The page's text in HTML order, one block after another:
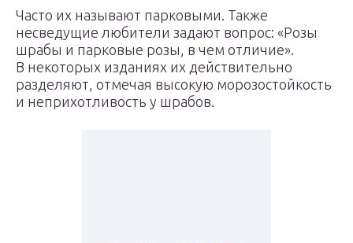
Часто их называют парковыми. Также
несведущие любители задают вопрос: «Розы
шрабы и парковые розы, в чем отличие».
В некоторых изданиях их действительно
разделяют, отмечая высокую морозостойкость
и неприхотливость у шрабов.